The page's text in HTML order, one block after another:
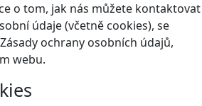
o tom, jak nás můžete kontaktovat
údaje (včetně cookies), se
ochrany osobních údajů,
webu.